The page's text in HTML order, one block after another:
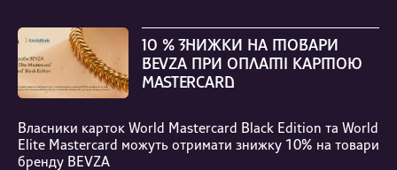
10 % ЗНИЖКИ НА ТОВАРИ
BEVZA ПРИ ОПЛАТІ КАРТОЮ
MASTERCARD
Власники карток World Mastercard Black Edition та World
Elite Mastercard можуть отримати знижку 10% на товари
бренду BEVZA